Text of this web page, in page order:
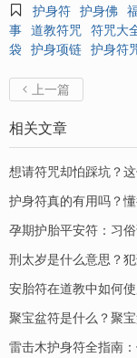

护身符 护身佛
事
道教符咒 符咒大
袋
护身项链 护身符
 上一篇
相关文章
想请符咒却怕踩坑？
护身符真的有用吗？
孕期护胎平安符：习
刑太岁是什么意思？
安胎符在道教中如何
聚宝盆符是什么？聚
雷击木护身符全指南